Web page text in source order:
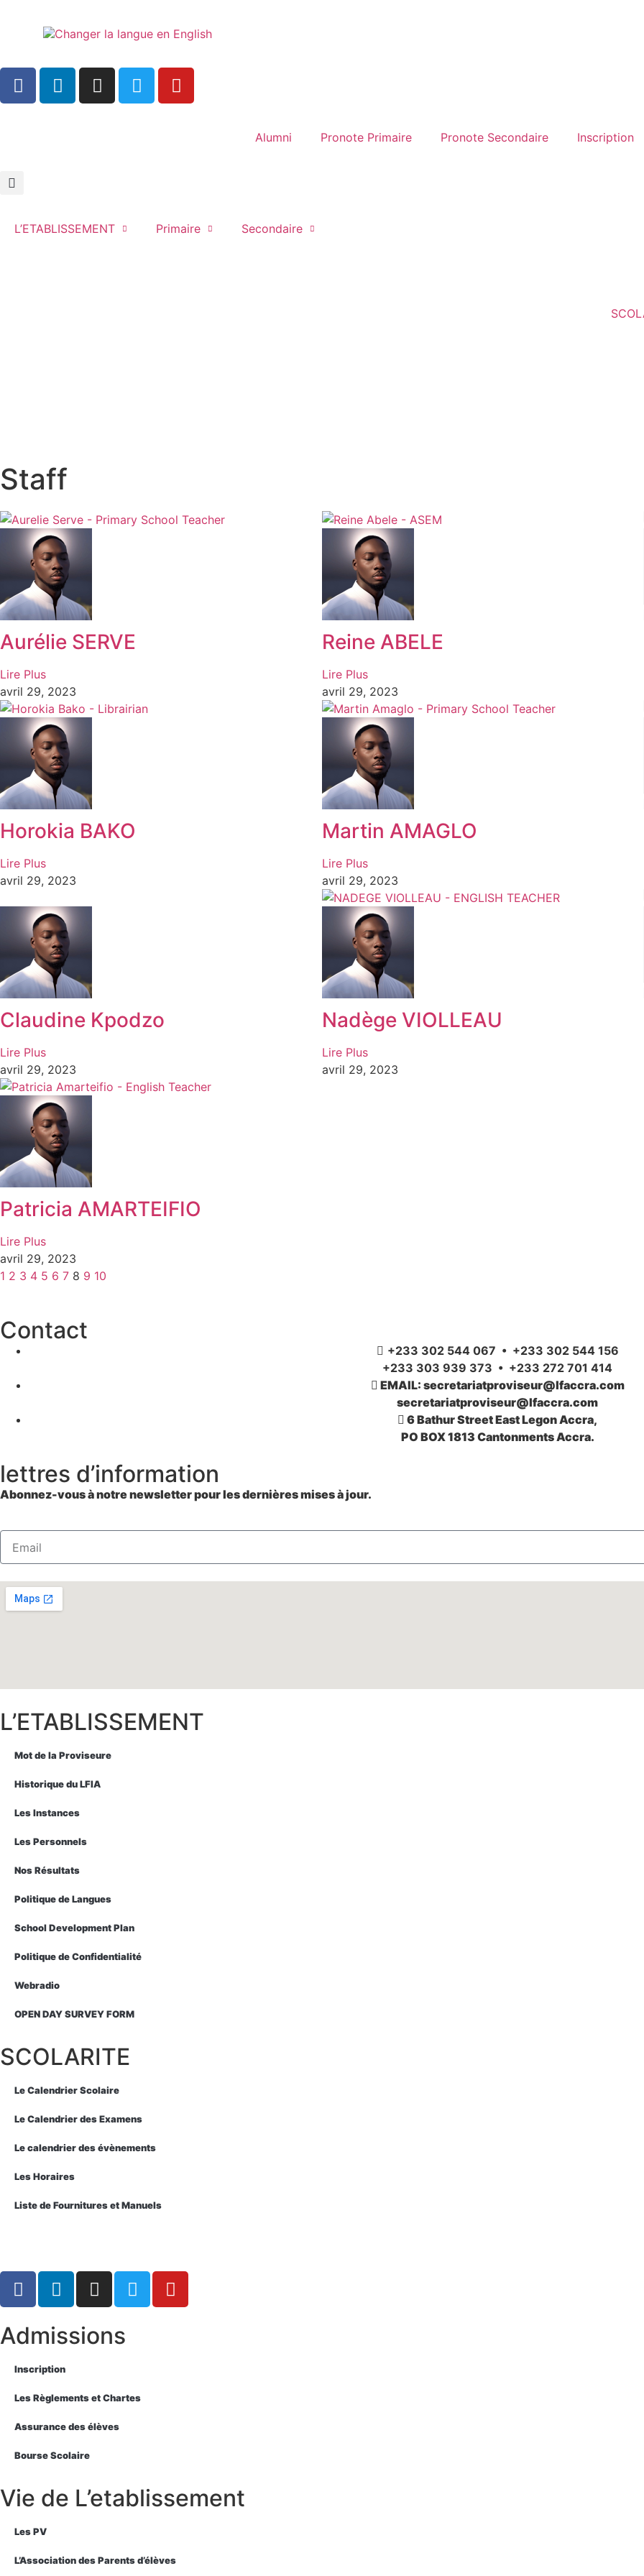
Alumni Pronote Primaire Pronote Secondaire Inscription
L’ETABLISSEMENT Primaire Secondaire
Staff
Aurélie SERVE
Lire Plus
avril 29, 2023
Reine ABELE
Lire Plus
avril 29, 2023
Horokia BAKO
Lire Plus
avril 29, 2023
Martin AMAGLO
Lire Plus
avril 29, 2023
Claudine Kpodzo
Lire Plus
avril 29, 2023
Nadège VIOLLEAU
Lire Plus
avril 29, 2023
Patricia AMARTEIFIO
Lire Plus
avril 29, 2023
1 2 3 4 5 6 7 8 9 10
Contact
+233 302 544 067 • +233 302 544 156
+233 303 939 373 • +233 272 701 414
EMAIL: secretariatproviseur@lfaccra.com
secretariatproviseur@lfaccra.com
6 Bathur Street East Legon Accra,
PO BOX 1813 Cantonments Accra.
lettres d’information
Abonnez-vous à notre newsletter pour les dernières mises à jour.
L’ETABLISSEMENT
Mot de la Proviseure
Historique du LFIA
Les Instances
Les Personnels
Nos Résultats
Politique de Langues
School Development Plan
Politique de Confidentialité
Webradio
OPEN DAY SURVEY FORM
SCOLARITE
Le Calendrier Scolaire
Le Calendrier des Examens
Le calendrier des évènements
Les Horaires
Liste de Fournitures et Manuels
Admissions
Inscription
Les Règlements et Chartes
Assurance des élèves
Bourse Scolaire
Vie de L’etablissement
Les PV
L’Association des Parents d’élèves